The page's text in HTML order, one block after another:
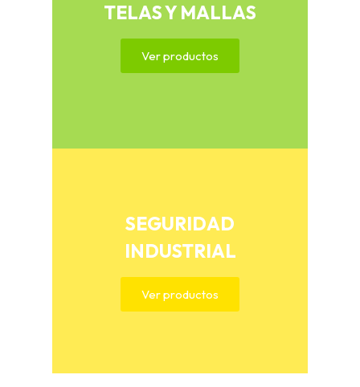
TELAS Y MALLAS
Ver productos
SEGURIDAD
INDUSTRIAL
Ver productos